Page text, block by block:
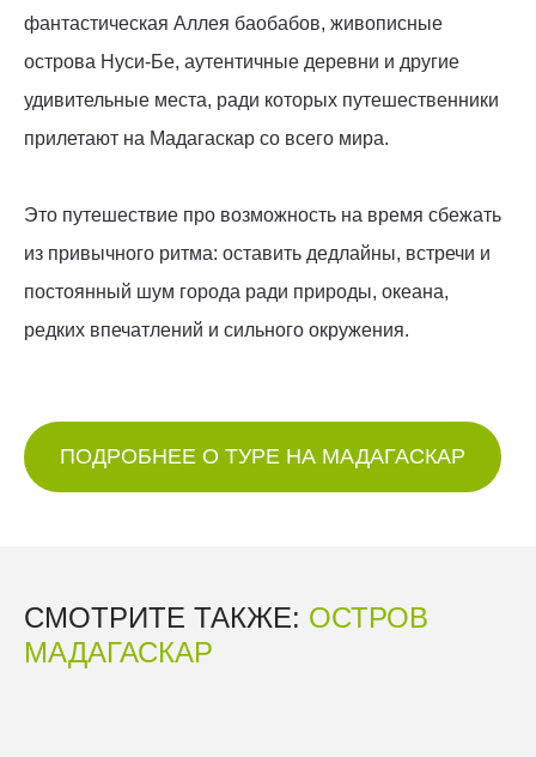
фантастическая Аллея баобабов, живописные
острова Нуси-Бе, аутентичные деревни и другие
удивительные места, ради которых путешественники
прилетают на Мадагаскар со всего мира.
Это путешествие про возможность на время сбежать
из привычного ритма: оставить дедлайны, встречи и
постоянный шум города ради природы, океана,
редких впечатлений и сильного окружения.
ПОДРОБНЕЕ О ТУРЕ НА МАДАГАСКАР
СМОТРИТЕ ТАКЖЕ: ОСТРОВ
МАДАГАСКАР